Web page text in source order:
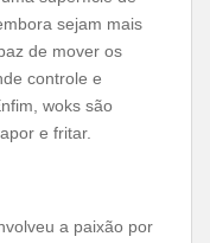
sejam mais
de mover os
controle e
woks são
e fritar.
a paixão por